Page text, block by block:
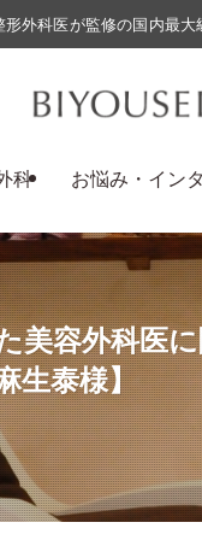
形外科医が監修の国内最
科 お悩み・イン
美容外科医
生泰様】